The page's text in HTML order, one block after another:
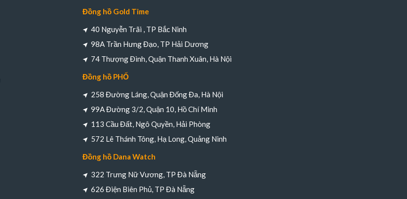
Đồng hồ Gold Time
40 Nguyễn Trãi , TP Bắc Ninh
98A Trần Hưng Đạo, TP Hải Dương
74 Thượng Đình, Quận Thanh Xuân, Hà Nội
Đồng hồ PHỐ
258 Đường Láng, Quận Đống Đa, Hà Nội
99A Đường 3/2, Quận 10, Hồ Chí Minh
113 Cầu Đất, Ngô Quyền, Hải Phòng
572 Lê Thánh Tông, Hạ Long, Quảng Ninh
Đồng hồ Dana Watch
322 Trưng Nữ Vương, TP Đà Nẵng
626 Điện Biên Phủ, TP Đà Nẵng